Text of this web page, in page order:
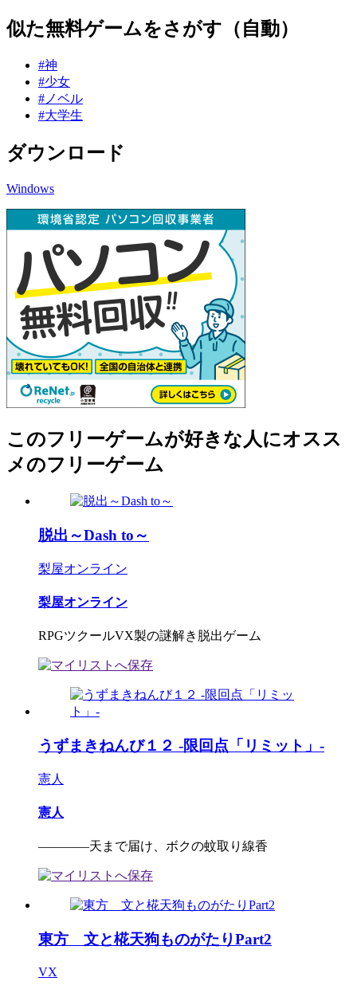
似た無料ゲームをさがす（自動）
#神
#少女
#ノベル
#大学生
ダウンロード
Windows
このフリーゲームが好きな人にオスス
メのフリーゲーム
脱出～Dash to～
梨屋オンライン
梨屋オンライン
RPGツクールVX製の謎解き脱出ゲーム
うずまきねんび１２ -限回点「リミット」-
憲人
憲人
――――天まで届け、ボクの蚊取り線香
東方 文と椛天狗ものがたりPart2
VX